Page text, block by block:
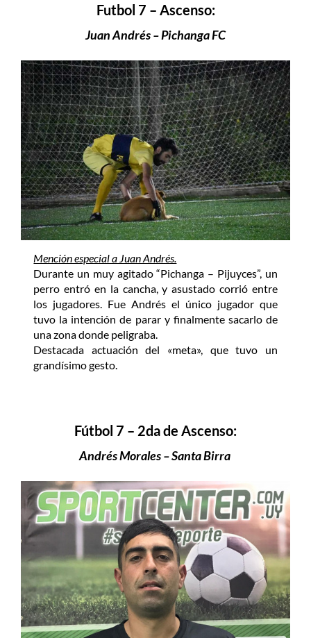
Futbol 7 – Ascenso:
Juan Andrés – Pichanga FC
Mención especial a Juan Andrés.
Durante un muy agitado “Pichanga – Pijuyces”, un
perro entró en la cancha, y asustado corrió entre
los jugadores. Fue Andrés el único jugador que
tuvo la intención de parar y finalmente sacarlo de
una zona donde peligraba.
Destacada actuación del «meta», que tuvo un
grandísimo gesto.
Fútbol 7 – 2da de Ascenso:
Andrés Morales – Santa Birra